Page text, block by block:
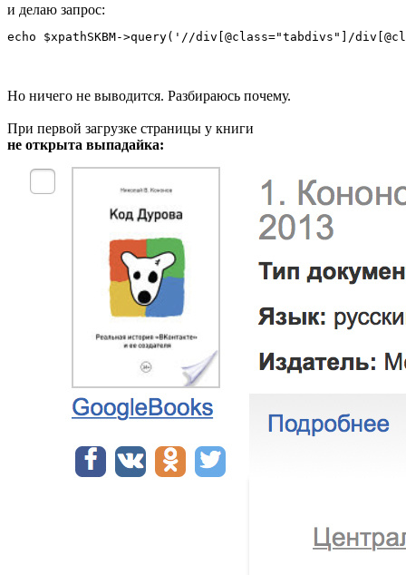
и делаю запрос:
echo $xpathSKBM->query('//div[@class="tabdivs"]/
Но ничего не выводится. Разбираюсь почему.
При первой загрузке страницы у книги
не открыта выпадайка: